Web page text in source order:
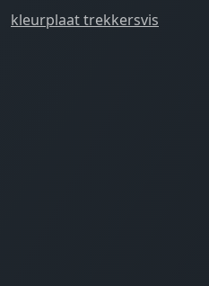
kleurplaat trekkersvis